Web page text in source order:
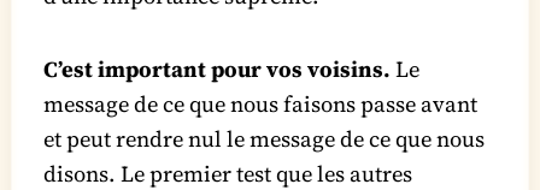
C’est important pour vos voisins. Le
message de ce que nous faisons passe avant
et peut rendre nul le message de ce que nous
disons. Le premier test que les autres